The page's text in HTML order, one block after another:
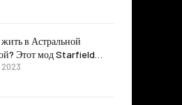
в Астральной
Этот мод Starfield…